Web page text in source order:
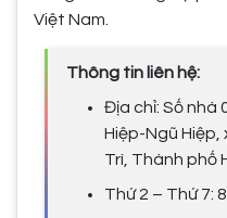
Việt Nam.
Thông tin liên hệ:
Địa chỉ: Số nhà
Hiệp-Ngũ Hiệp,
Trì, Thành phố
Thứ 2 – Thứ 7: